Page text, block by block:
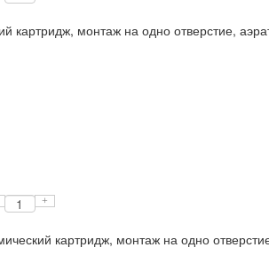
картридж, монтаж на одно отверстие,
+
картридж, монтаж на одно